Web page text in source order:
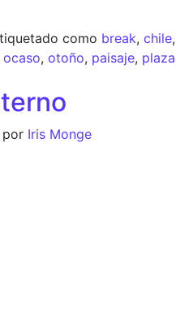
como break, chile,
ocaso, otoño, paisaje, plaza
por Iris Monge